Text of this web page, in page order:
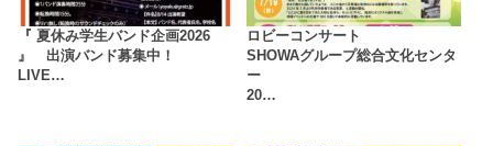
『 夏休み学生バンド企画2026
』 出演バンド募集中！
LIVE…
ロビーコンサート
SHOWAグループ総合文化センタ
ー
20…